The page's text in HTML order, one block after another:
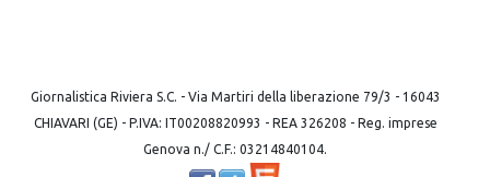
Giornalistica Riviera S.C. - Via Martiri della liberazione 79/3 - 16043
CHIAVARI (GE) - P.IVA: IT00208820993 - REA 326208 - Reg. imprese
Genova n./ C.F.: 03214840104.